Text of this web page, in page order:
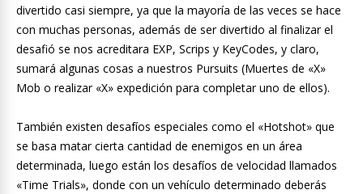
divertido casi siempre, ya que la mayoría de las veces se hace
con muchas personas, además de ser divertido al finalizar el
desafió se nos acreditara EXP, Scrips y KeyCodes, y claro,
sumará algunas cosas a nuestros Pursuits (Muertes de «X»
Mob o realizar «X» expedición para completar uno de ellos).
También existen desafíos especiales como el «Hotshot» que
se basa matar cierta cantidad de enemigos en un área
determinada, luego están los desafíos de velocidad llamados
«Time Trials», donde con un vehículo determinado deberás